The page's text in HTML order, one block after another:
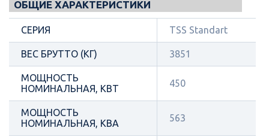
ОБЩИЕ ХАРАКТЕРИСТИКИ
СЕРИЯ TSS Standart
ВЕС БРУТТО (КГ) 3851
МОЩНОСТЬ
НОМИНАЛЬНАЯ, КВТ
450
МОЩНОСТЬ
НОМИНАЛЬНАЯ, КВА
563